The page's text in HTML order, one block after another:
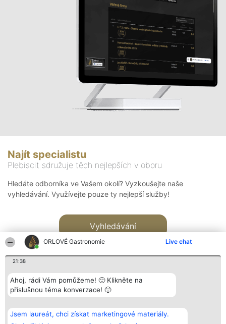
ORLOVÉ Gastronomie Live chat
21:38
Ahoj, rádi Vám pomůžeme! 🙂 Klikněte na
příslušnou téma konverzace! 🙂
Jsem laureát, chci získat marketingové materiály.
Najít specialistu
Plebiscit sdružuje těch nejlepších v oboru
Hledáte odborníka ve Vašem okolí? Vyzkoušejte naše
vyhledávání. Využívejte pouze ty nejlepší služby!
Vyhledávání
Bright Side Solutions sp. z o.
o. sp. k.
ul. Ruska 22
Vítězové
Seznam všech
laureátů
Kontakt